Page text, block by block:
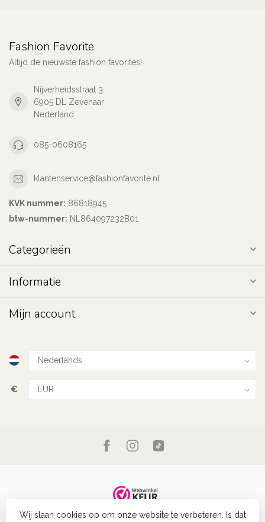
Fashion Favorite
Altijd de nieuwste fashion favorites!
Nijverheidsstraat 3
6905 DL Zevenaar
Nederland
085-0608165
klantenservice@fashionfavorite.nl
KVK nummer: 86818945
btw-nummer: NL864097232B01
Categorieën
Informatie
Mijn account
€
© Copyright 2026 Fashion Favorite- Powered byLightspeed -
Wij slaan cookies op om onze website te verbeteren. Is dat